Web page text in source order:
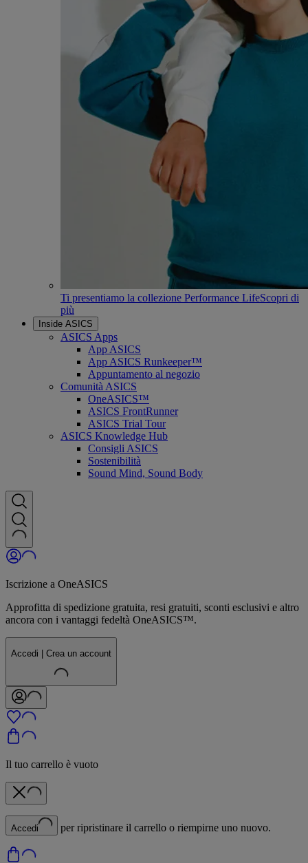
Ti presentiamo la collezione Performance LifeScopri di
più
Inside ASICS
ASICS Apps
App ASICS
App ASICS Runkeeper™
Appuntamento al negozio
Comunità ASICS
OneASICS™
ASICS FrontRunner
ASICS Trial Tour
ASICS Knowledge Hub
Consigli ASICS
Sostenibilità
Sound Mind, Sound Body
Iscrizione a OneASICS
Approfitta di spedizione gratuita, resi gratuiti, sconti esclusivi e altro
ancora con i vantaggi fedeltà OneASICS™.
Accedi | Crea un account
Il tuo carrello è vuoto
Accedi per ripristinare il carrello o riempirne uno nuovo.